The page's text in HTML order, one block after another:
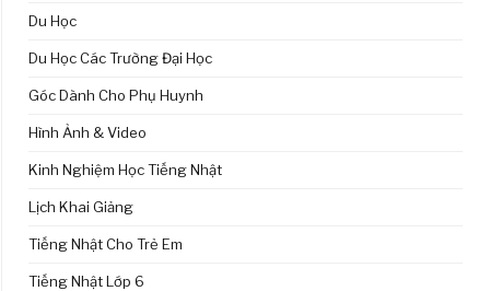
Du Học
Du Học Các Trường Đại Học
Góc Dành Cho Phụ Huynh
Hình Ảnh & Video
Kinh Nghiệm Học Tiếng Nhật
Lịch Khai Giảng
Tiếng Nhật Cho Trẻ Em
Tiếng Nhật Lớp 6